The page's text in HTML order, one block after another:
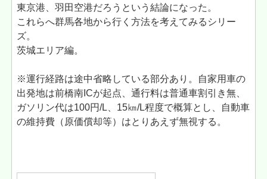
東京港、羽田空港だろうという結論になった。
これらへ群馬各地から行く方法を考えてみるシリー
ズ。
茨城エリア編。
※運行経路は途中省略している部分あり。自家用車の
出発地は前橋南ICが起点、通行料は普通車割引き無、
ガソリン代は100円/L、15㎞/L程度で概算とし、自動車
の維持費（原価償却等）はとりあえず無視する。